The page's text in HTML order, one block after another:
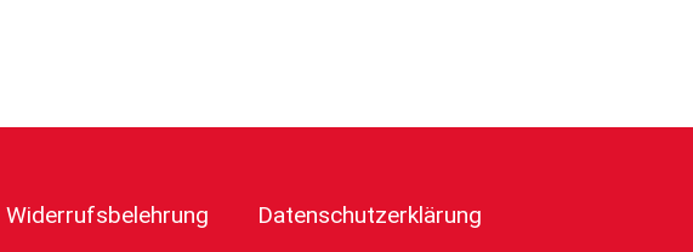
Widerrufsbelehrung Datenschutzerklärung